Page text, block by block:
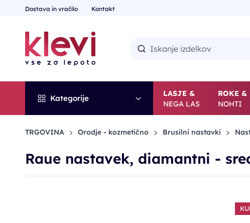
Dostava in vračilo Kontakt
Kategorije
LASJE &
NEGA LAS
ROKE &
NOHTI
TRGOVINA Orodje - kozmetično Brusilni nastavki
Raue nastavek, diamantni -